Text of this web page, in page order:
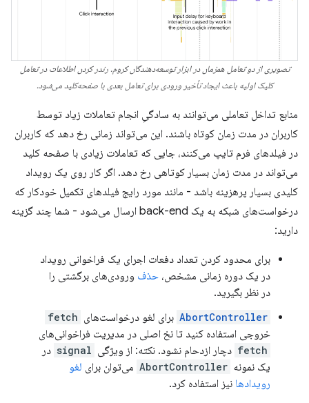
تصویری از دو تعامل همزمان در ابزار توسعه‌دهندگان کروم. رندر کردن اطلاعات در تعامل
کلیک اولیه باعث ایجاد تأخیر ورودی برای تعامل بعدی با صفحه‌کلید می‌شود.
منابع تداخل تعاملی می‌توانند به سادگیِ انجام تعاملات زیاد توسط
کاربران در مدت زمان کوتاه باشند. این می‌تواند زمانی رخ دهد که کاربران
در فیلدهای فرم تایپ می‌کنند، جایی که تعاملات زیادی با صفحه کلید
می‌تواند در مدت زمان بسیار کوتاهی رخ دهد. اگر کار روی یک رویداد
کلیدی بسیار پرهزینه باشد - مانند مورد رایج فیلدهای تکمیل خودکار که
درخواست‌های شبکه به یک back-end ارسال می‌شود - شما چند گزینه
دارید:
برای محدود کردن تعداد دفعات اجرای یک فراخوانی رویداد
در یک دوره زمانی مشخص، حذف ورودی‌های برگشتی را
در نظر بگیرید.
AbortController برای لغو درخواست‌های fetch
خروجی استفاده کنید تا نخ اصلی در مدیریت فراخوانی‌های
fetch دچار ازدحام نشود. نکته: از ویژگی signal در
یک نمونه AbortController می‌توان برای لغو
رویدادها نیز استفاده کرد.